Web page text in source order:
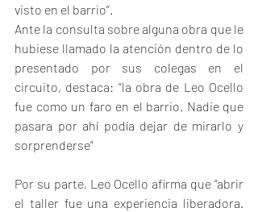
visto en el barrio”.
Ante la consulta sobre alguna obra que le
hubiese llamado la atención dentro de lo
presentado por sus colegas en el
circuito, destaca: “la obra de Leo Ocello
fue como un faro en el barrio. Nadie que
pasara por ahí podía dejar de mirarlo y
sorprenderse”
Por su parte, Leo Ocello afirma que “abrir
el taller fue una experiencia liberadora.